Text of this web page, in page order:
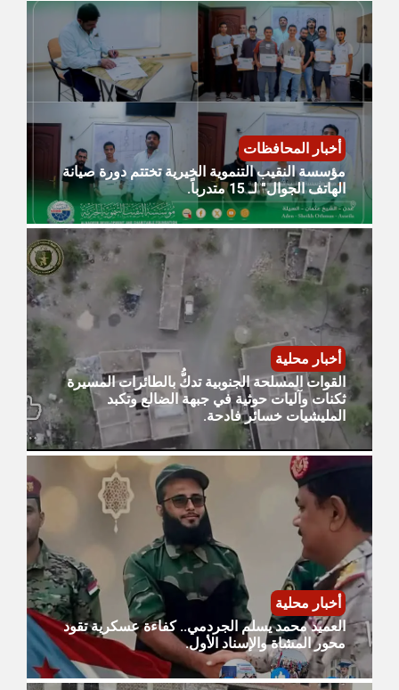
أخبار المحافظات
مؤسسة النقيب التنموية الخيرية تختتم دورة صيانة
الهاتف الجوال" لـ 15 متدرباً.
أخبار محلية
القوات المسلحة الجنوبية تدكُّ بالطائرات المسيرة
ثكنات وآليات حوثية في جبهة الضالع وتكبد
المليشيات خسائر فادحة.
أخبار محلية
العميد محمد يسلم الجردمي.. كفاءة عسكرية تقود
محور المشاة والإسناد الأول.